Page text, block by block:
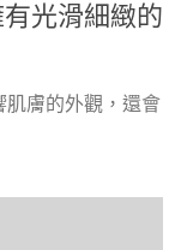
光滑細緻的
肌膚的外觀，還會